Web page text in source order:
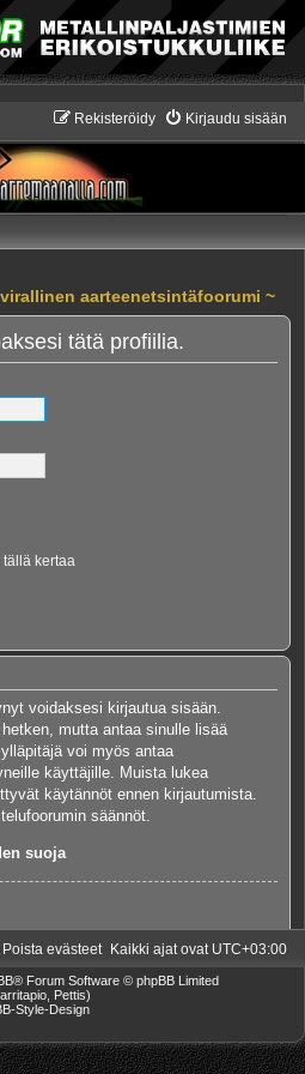
Kirjaudu sisään
Rekisteröidy
aarteenetsintäfoorumi ~
tätä profiilia.
kertaa
voidaksesi kirjautua sisään.
mutta antaa sinulle lisää
voi myös antaa
käyttäjille. Muista lukea
käytännöt ennen kirjautumista.
säännöt.
suoja
Kaikki ajat ovat UTC+03:00
Poista evästeet
® Forum Software © phpBB Limited
Pettis)
Style-Design